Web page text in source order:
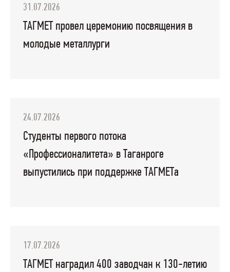
31.07.2026
ТАГМЕТ провел церемонию посвящения в
молодые металлурги
24.07.2026
Студенты первого потока
«Профессионалитета» в Таганроге
выпустились при поддержке ТАГМЕТа
17.07.2026
ТАГМЕТ наградил 400 заводчан к 130-летию